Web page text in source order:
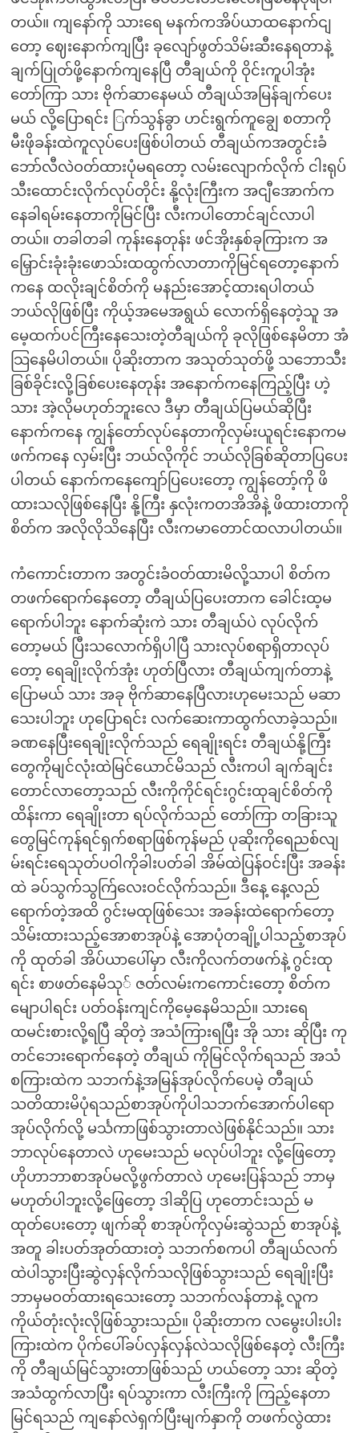
တယ်။ ကျနော်ကို သားရေ မနက်ကအိပ်ယာထနောက်ငျ
တော့ ဈေးနောက်ကျပြီး ခုလျော်ဖွတ်သိမ်းဆီးနေရတာနဲ့
ချက်ပြုတ်ဖို့နောက်ကျနေပြီ တီချယ်ကို ဝိုင်းကူပါအုံး
တော်ကြာ သား ဗိုက်ဆာနေမယ် တီချယ်အမြန်ချက်ပေး
မယ် လို့ပြောရင်း ြက်သွန်ခွာ ဟင်းရွက်ကူချွေ စတာကို
မီးဖိုခန်းထဲကူလုပ်ပေးဖြစ်ပါတယ် တီချယ်ကအတွင်းခံ
ဘော်လီလဲဝတ်ထားပုံမရတော့ လမ်းလျောက်လိုက် ငါးရုပ်
သီးထောင်းလိုက်လုပ်တိုင်း နို့လုံးကြီးက အငျီအောက်က
နေခါရမ်းနေတာကိုမြင်ပြီး လီးကပါတောင်ချင်လာပါ
တယ်။ တခါတခါ ကုန်းနေတုန်း ဖင်အိုးနှစ်ခုကြားက အ
မြှောင်းခုံးခုံးဖောသ်းထထွက်လာတာကိုမြင်ရတော့နောက်
ကနေ ထလိုးချင်စိတ်ကို မနည်းအောင့်ထားရပါတယ်
ဘယ်လိုဖြစ်ပြီး ကိုယ့်အမေအရွယ် လောက်ရှိနေတဲ့သူ အ
မေ့ထက်ပင်ကြီးနေသေးတဲ့တီချယ်ကို ခုလိုဖြစ်နေမိတာ အံ
သြနေမိပါတယ်။ ပိုဆိုးတာက အသုတ်သုတ်ဖို့ သဘောသီး
ခြစ်ခိုင်းလို့ခြစ်ပေးနေတုန်း အနောက်ကနေကြည့်ပြီး ဟဲ့
သား အဲ့လိုမဟုတ်ဘူးလေ ဒီမှာ တီချယ်ပြမယ်ဆိုပြီး
နောက်ကနေ ကျွန်တော်လုပ်နေတာကိုလှမ်းယူရင်းနောကမ
ဖက်ကနေ လှမ်းပြီး ဘယ်လိုကိုင် ဘယ်လိုခြစ်ဆိုတာပြပေး
ပါတယ် နောက်ကနေကျော်ပြပေးတော့ ကျွန်တော့်ကို ဖိ
ထားသလိုဖြစ်နေပြီး နို့ကြီး နှလုံးကတအိအိနဲ့ ဖိထားတာကို
စိတ်က အလိုလိုသိနေပြီး လီးကမာတောင်ထလာပါတယ်။
ကံကောင်းတာက အတွင်းခံဝတ်ထားမိလို့သာပါ စိတ်က
တဖက်ရောက်နေတော့ တီချယ်ပြပေးတာက ခေါင်းထ့မ
ရောက်ပါဘူး နောက်ဆုံးကဲ သား တီချယ်ပဲ လုပ်လိုက်
တော့မယ် ပြီးသလောက်ရှိပါပြီ သားလုပ်စရာရှိတာလုပ်
တော့ ရေချိုးလိုက်အုံး ဟုတ်ပြီလား တီချယ်ကျက်တာနဲ့
ပြောမယ် သား အခု ဗိုက်ဆာနေပြီလားဟုမေးသည် မဆာ
သေးပါဘူး ဟုပြောရင်း လက်ဆေးကာထွက်လာခဲ့သည်။
ခဏနေပြီးရေချိုးလိုက်သည် ရေချိုးရင်း တီချယ်နို့ကြီး
တွေကိုမျင်လုံးထဲမြင်ယောင်မိသည် လီးကပါ ချက်ချင်း
တောင်လာတော့သည် လီးကိုကိုင်ရင်းဂွင်းထုချင်စိတ်ကို
ထိန်းကာ ရေချိုးတာ ရပ်လိုက်သည် တော်ကြာ တခြားသူ
တွေမြင်ကုန်ရင်ရှက်စရာဖြစ်ကုန်မည် ပုဆိုးကိုရေညစ်လျ
မ်းရင်းရေသုတ်ပဝါကိုခါးပတ်ခါ အိမ်ထဲပြန်ဝင်းပြီး အခန်း
ထဲ ခပ်သွက်သွက်ြလေးဝင်လိုက်သည်။ ဒီနေ့ နေ့လည်
ရောက်တဲ့အထိ ဂွင်းမထုဖြစ်သေး အခန်းထဲရောက်တော့
သိမ်းထားသည့်အောစာအုပ်နဲ့ အောပုံတချို့ပါသည့်စာအုပ်
ကို ထုတ်ခါ အိပ်ယာပေါ်မှာ လီးကိုလက်တဖက်နဲ့ ဂွင်းထု
ရင်း စာဖတ်နေမိသု် ဇတ်လမ်းကကောင်းတော့ စိတ်က
မျောပါရင်း ပတ်ဝန်းကျင်ကိုမေ့နေမိသည်။ သားရေ
ထမင်းစားလို့ရပြီ ဆိုတဲ့ အသံကြားရပြီး အို သား ဆိုပြီး ကု
တင်ဘေးရောက်နေတဲ့ တီချယ် ကိုမြင်လိုက်ရသည် အသံ
စကြားထဲက သဘက်နဲ့အမြန်အုပ်လိုက်ပေမဲ့ တီချယ်
သတိထားမိပုံရသည်စာအုပ်ကိုပါသဘက်အောက်ပါရော
အုပ်လိုက်လို့ မင်္သကာဖြစ်သွားတာလဲဖြစ်နိုင်သည်။ သား
ဘာလုပ်နေတာလဲ ဟုမေးသည် မလုပ်ပါဘူး လို့ဖြေတော့
ဟိုဟာဘာစာအုပ်မလို့ဖွက်တာလဲ ဟုမေးပြန်သည် ဘာမှ
မဟုတ်ပါဘူးလို့ဖြေတော့ ဒါဆိုပြ ဟုတောင်းသည် မ
ထုတ်ပေးတော့ ဖျက်ဆို စာအုပ်ကိုလှမ်းဆွဲသည် စာအုပ်နဲ့
အတူ ခါးပတ်အုတ်ထားတဲ့ သဘက်စကပါ တီချယ်လက်
ထဲပါသွားပြီးဆွဲလှန်လိုက်သလိုဖြစ်သွားသည် ရေချိုးပြီး
ဘာမှမဝတ်ထားရသေးတော့ သဘက်လန်တာနဲ့ လူက
ကိုယ်တုံးလုံးလိုဖြစ်သွားသည်။ ပိုဆိုးတာက လမွေးပါးပါး
ကြားထဲက ပိုက်ပေါ်ခပ်လှန်လှန်လဲသလိုဖြစ်နေတဲ့ လီးကြီး
ကို တီချယ်မြင်သွားတာဖြစ်သည် ဟယ်တော့ သား ဆိုတဲ့
အသံထွက်လာပြီး ရပ်သွားကာ လီးကြီးကို ကြည့်နေတာ
မြင်ရသည် ကျနော်လဲရှက်ပြီးမျက်နှာကို တဖက်လွဲထား